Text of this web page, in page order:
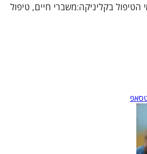
הטיפול בקליניקה:משברי חיים, טיפול